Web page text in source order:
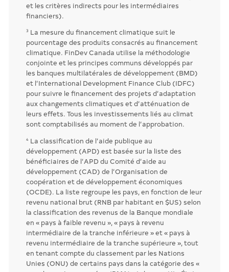
et les critères indirects pour les intermédiaires
financiers).
3 La mesure du financement climatique suit le
pourcentage des produits consacrés au financement
climatique. FinDev Canada utilise la méthodologie
conjointe et les principes communs développés par
les banques multilatérales de développement (BMD)
et l’International Development Finance Club (IDFC)
pour suivre le financement des projets d’adaptation
aux changements climatiques et d’atténuation de
leurs effets. Tous les investissements liés au climat
sont comptabilisés au moment de l’approbation.
4 La classification de l’aide publique au
développement (APD) est basée sur la liste des
bénéficiaires de l’APD du Comité d’aide au
développement (CAD) de l’Organisation de
coopération et de développement économiques
(OCDE). La liste regroupe les pays, en fonction de leur
revenu national brut (RNB par habitant en $US) selon
la classification des revenus de la Banque mondiale
en « pays à faible revenu », « pays à revenu
intermédiaire de la tranche inférieure » et « pays à
revenu intermédiaire de la tranche supérieure », tout
en tenant compte du classement par les Nations
Unies (ONU) de certains pays dans la catégorie des «